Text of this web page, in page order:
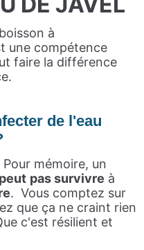
à
une compétence
faire la différence
de l'eau
mémoire, un
pas survivre à
. Vous comptez sur
que ça ne craint rien
c'est résilient et